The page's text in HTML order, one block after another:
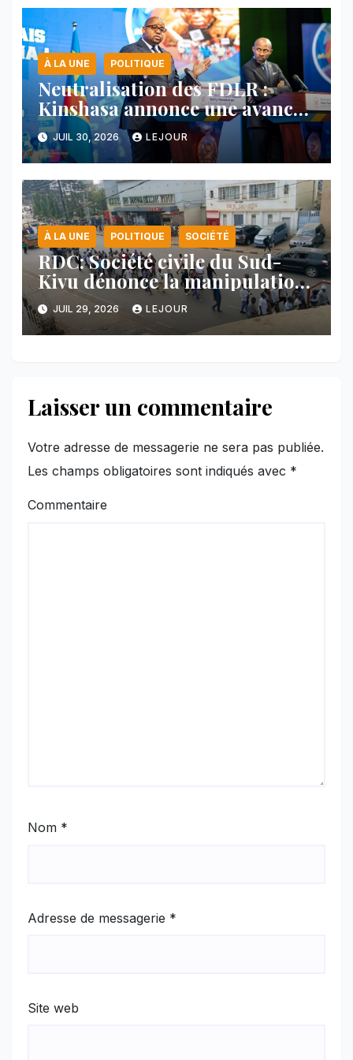
À LA UNE POLITIQUE
Neutralisation des FDLR :
Kinshasa annonce une avancée
majeure et maintient sa ligne
face au Rwanda
JUIL 30, 2026 LEJOUR
À LA UNE POLITIQUE SOCIÉTÉ
RDC: Société civile du Sud-
Kivu dénonce la manipulation
des manifestations par
l’AFC/M23
JUIL 29, 2026 LEJOUR
Laisser un commentaire
Votre adresse de messagerie ne sera pas publiée.
Les champs obligatoires sont indiqués avec *
Commentaire
Nom *
Adresse de messagerie *
Site web